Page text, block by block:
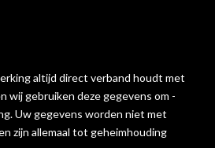
altijd direct verband houdt met
wij gebruiken deze gegevens om -
Uw gegevens worden niet met
zijn allemaal tot geheimhouding